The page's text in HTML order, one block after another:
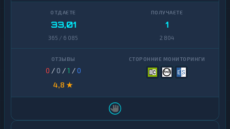
33,01
365 / 6 085
1
2 804
0 / 0 /1 /0
4,8 ★